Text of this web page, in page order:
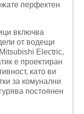
перфектен
включва
от водещи
Electric,
е проектиран
като ви
за комунални
постоянен